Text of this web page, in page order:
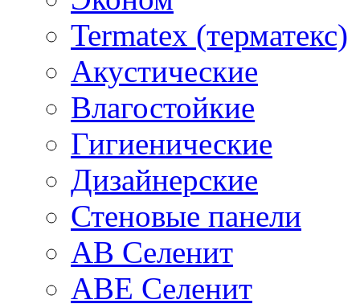
Termatex (терматекс)
Акустические
Влагостойкие
Гигиенические
Дизайнерские
Стеновые панели
AB Селенит
ABE Селенит